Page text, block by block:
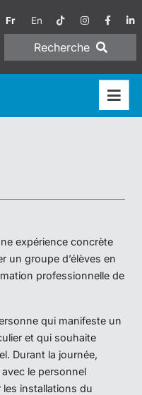
Fr En
Recherche
expérience concrète
un groupe d’élèves en
professionnelle de
qui manifeste un
et qui souhaite
Durant la journée,
avec le personnel
les installations du